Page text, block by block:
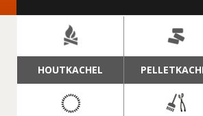
NAVIGATIE
HOUTKACHEL